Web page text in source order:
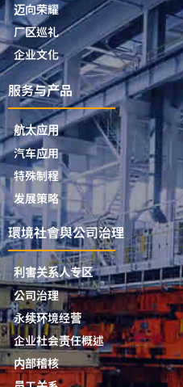
迈向荣耀
厂区巡礼
企业文化
服务与产品
航太应用
汽车应用
特殊制程
发展策略
環境社會與公司治理
利害关系人专区
公司治理
永续环境经营
企业社会责任概述
内部稽核